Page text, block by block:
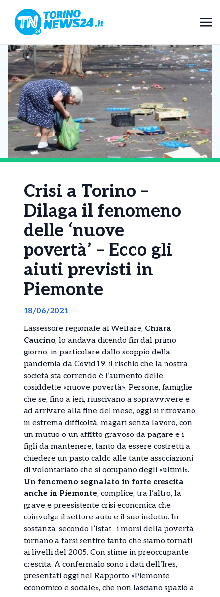
Crisi a Torino –
Dilaga il fenomeno
delle ‘nuove
povertà’ – Ecco gli
aiuti previsti in
Piemonte
18/06/2021
L’assessore regionale al Welfare, Chiara
Caucino, lo andava dicendo fin dal primo
giorno, in particolare dallo scoppio della
pandemia da Covid19: il rischio che la nostra
società sta correndo è l’aumento delle
cosiddette «nuove povertà». Persone, famiglie
che se, fino a ieri, riuscivano a sopravvivere e
ad arrivare alla fine del mese, oggi si ritrovano
in estrema difficoltà, magari senza lavoro, con
un mutuo o un affitto gravoso da pagare e i
figli da mantenere, tanto da essere costretti a
chiedere un pasto caldo alle tante associazioni
di volontariato che si occupano degli «ultimi».
Un fenomeno segnalato in forte crescita
anche in Piemonte, complice, tra l’altro, la
grave e preesistente crisi economica che
coinvolge il settore auto e il suo indotto. In
sostanza, secondo l’Istat , i morsi della povertà
tornano a farsi sentire tanto che siamo tornati
ai livelli del 2005. Con stime in preoccupante
crescita. A confermalo sono i dati dell’Ires,
presentati oggi nel Rapporto «Piemonte
economico e sociale», che non lasciano spazio a